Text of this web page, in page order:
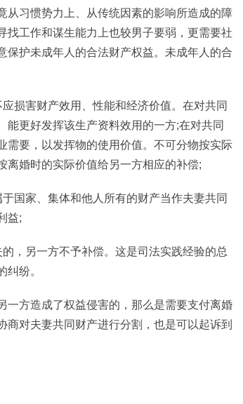
从习惯势力上、从传统因素的影响所造成的障
找工作和谋生能力上也较男子要弱，更需要社
保护未成年人的合法财产权益。未成年人的合
损害财产效用、性能和经济价值。在对共同
更好发挥该生产资料效用的一方;在对共同
需要，以发挥物的使用价值。不可分物按实际
离婚时的实际价值给另一方相应的补偿;
国家、集体和他人所有的财产当作夫妻共同
益;
，另一方不予补偿。这是司法实践经验的总
纷。
一方造成了权益侵害的，那么是需要支付离婚
对夫妻共同财产进行分割，也是可以起诉到